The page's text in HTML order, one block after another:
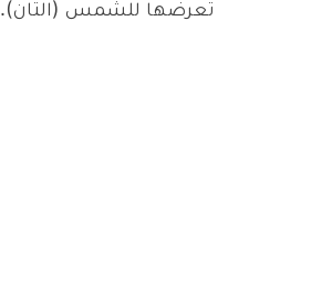
تعرضها للشمس (التان).